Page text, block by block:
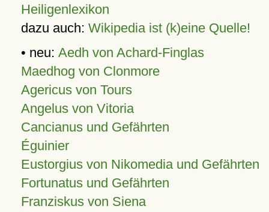
Heiligenlexikon
dazu auch: Wikipedia ist (k)eine Quelle!
• neu: Aedh von Achard-Finglas
Maedhog von Clonmore
Agericus von Tours
Angelus von Vitoria
Cancianus und Gefährten
Éguinier
Eustorgius von Nikomedia und Gefährten
Fortunatus und Gefährten
Franziskus von Siena